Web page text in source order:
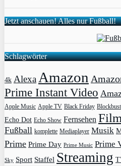
Jetzt anschauen! Alles nur Fußball!
Schlagwörter
4k Alexa Amazon
Prime Instant Video
Apple Music Apple TV Black Friday
Echo Dot Echo Show Fernsehen Film
Fußball komplette Mediaplayer Musik
Prime Prime Day Prime Music Prime
Sky Sport Staffel Streaming